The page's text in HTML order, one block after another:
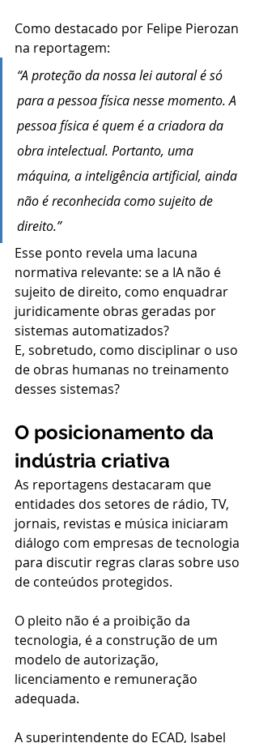
Como destacado por Felipe Pierozan
na reportagem:
“A proteção da nossa lei autoral é só
para a pessoa física nesse momento. A
pessoa física é quem é a criadora da
obra intelectual. Portanto, uma
máquina, a inteligência artificial, ainda
não é reconhecida como sujeito de
direito.”
Esse ponto revela uma lacuna
normativa relevante: se a IA não é
sujeito de direito, como enquadrar
juridicamente obras geradas por
sistemas automatizados?
E, sobretudo, como disciplinar o uso
de obras humanas no treinamento
desses sistemas?
O posicionamento da
indústria criativa
As reportagens destacaram que
entidades dos setores de rádio, TV,
jornais, revistas e música iniciaram
diálogo com empresas de tecnologia
para discutir regras claras sobre uso
de conteúdos protegidos.
O pleito não é a proibição da
tecnologia, é a construção de um
modelo de autorização,
licenciamento e remuneração
adequada.
A superintendente do ECAD, Isabel